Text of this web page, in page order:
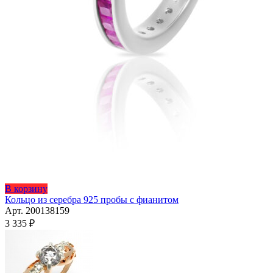
В корзинуЭтот
товар
имеет
Опции
можно
выбрать
Кольцо из серебра 925 пробы с фианитом
Арт. 200138159
3 335 ₽